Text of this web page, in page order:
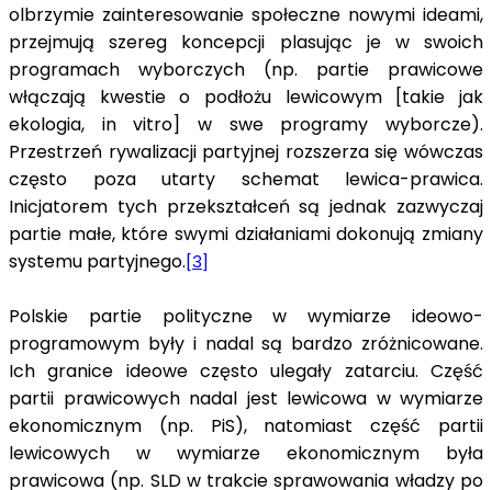
olbrzymie zainteresowanie społeczne nowymi ideami,
przejmują szereg koncepcji plasując je w swoich
programach wyborczych (np. partie prawicowe
włączają kwestie o podłożu lewicowym [takie jak
ekologia, in vitro] w swe programy wyborcze).
Przestrzeń rywalizacji partyjnej rozszerza się wówczas
często poza utarty schemat lewica-prawica.
Inicjatorem tych przekształceń są jednak zazwyczaj
partie małe, które swymi działaniami dokonują zmiany
systemu partyjnego. [3]
Polskie partie polityczne w wymiarze ideowo-
programowym były i nadal są bardzo zróżnicowane.
Ich granice ideowe często ulegały zatarciu. Część
partii prawicowych nadal jest lewicowa w wymiarze
ekonomicznym (np. PiS), natomiast część partii
lewicowych w wymiarze ekonomicznym była
prawicowa (np. SLD w trakcie sprawowania władzy po